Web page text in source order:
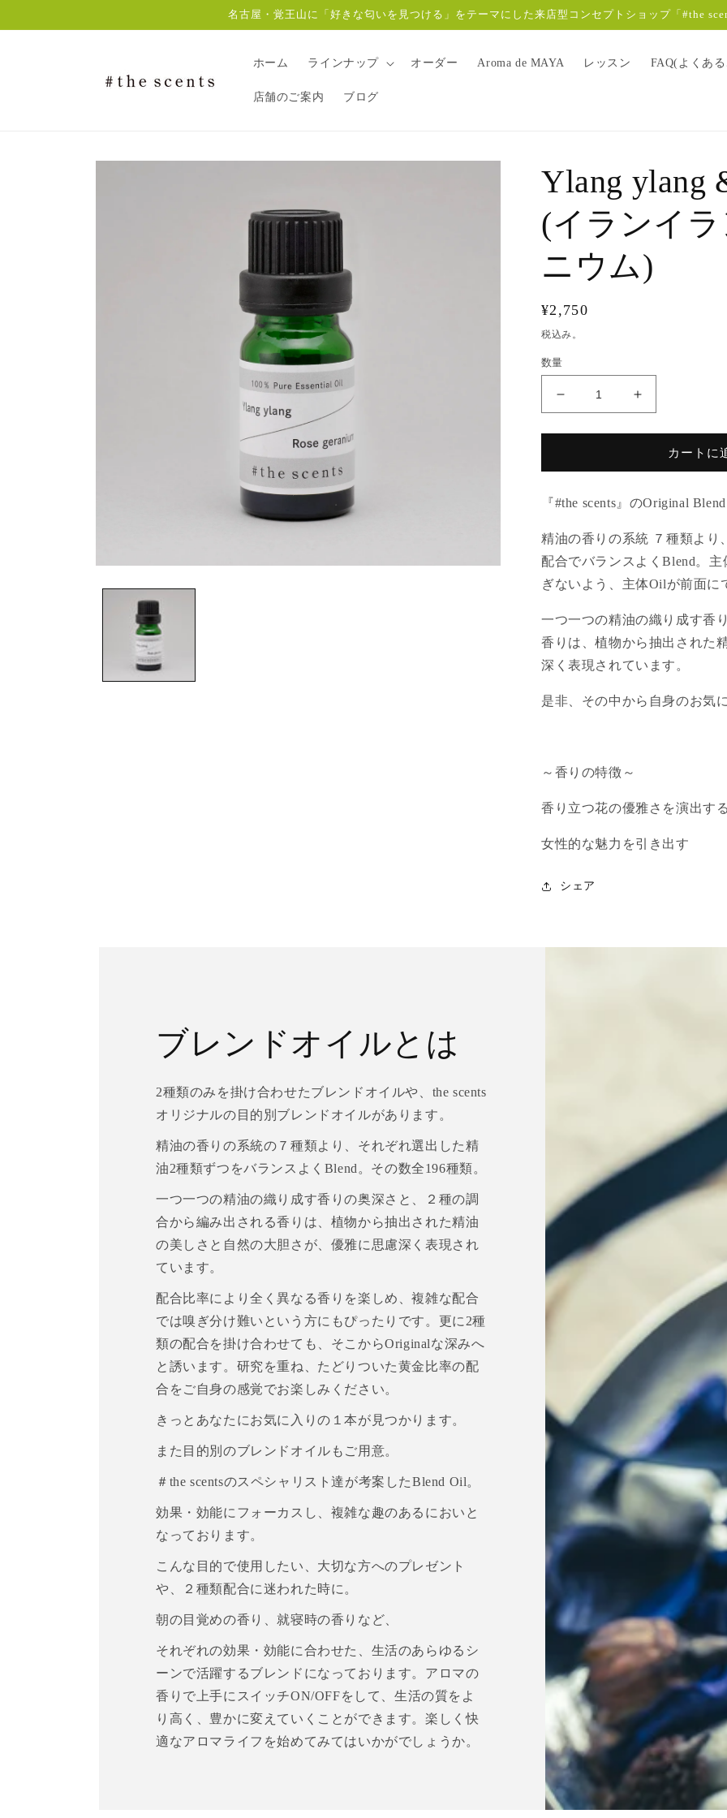
進む
名古屋・覚王山に「好きな匂いを見つける」をテーマにした来店型コンセプトショップ「#the
ホーム ラインナップ オーダー Aroma de MAYA レッスン FAQ(よくあ
店舗のご案内 ブログ
商品情
ー
Ylang ylang
(イランイ
ニウム)
通
常
価
格
¥2,750
税込み。
数量
ylang
&amp;
geranium
ラ
イ
ラ
ン
ロ
ー
ズ
ラ
の
数
量
を
す
Ylang
ylang
&amp;
Rose
geranium
ラ
イ
ラ
ン
ロ
ー
ズ
ラ
量
を
カートに
『#the scents 』のOriginal
精油の香りの系統 ７種類より
配合でバランスよくBlend。主
ぎないよう、主体Oilが前面に
一つ一つの精油の織り成す香
香りは、植物から抽出された
深く表現されています。
是非、その中から自身のお気
～香りの特徴～
香り立つ花の優雅さを演出す
女性的な魅力を引き出す
シェア
ブレンドオイルとは
2種類のみを掛け合わせたブレンドオイルや、the scents
オリジナルの目的別ブレンドオイルがあります。
精油の香りの系統の７種類より、それぞれ選出した精
油2種類ずつをバランスよくBlend。その数全196種類。
一つ一つの精油の織り成す香りの奥深さと、２種の調
合から編み出される香りは、植物から抽出された精油
の美しさと自然の大胆さが、優雅に思慮深く表現され
ています。
配合比率により全く異なる香りを楽しめ、複雑な配合
では嗅ぎ分け難いという方にもぴったりです。更に2種
類の配合を掛け合わせても、そこからOriginalな深みへ
と誘います。研究を重ね、たどりついた黄金比率の配
合をご自身の感覚でお楽しみください。
きっとあなたにお気に入りの１本が見つかります。
また目的別のブレンドオイルもご用意。
＃the scentsのスペシャリスト達が考案したBlend Oil。
効果・効能にフォーカスし、複雑な趣のあるにおいと
なっております。
こんな目的で使用したい、大切な方へのプレゼント
や、２種類配合に迷われた時に。
朝の目覚めの香り、就寝時の香りなど、
それぞれの効果・効能に合わせた、生活のあらゆるシ
ーンで活躍するブレンドになっております。アロマの
香りで上手にスイッチON/OFFをして、生活の質をよ
り高く、豊かに変えていくことができます。楽しく快
適なアロマライフを始めてみてはいかがでしょうか。